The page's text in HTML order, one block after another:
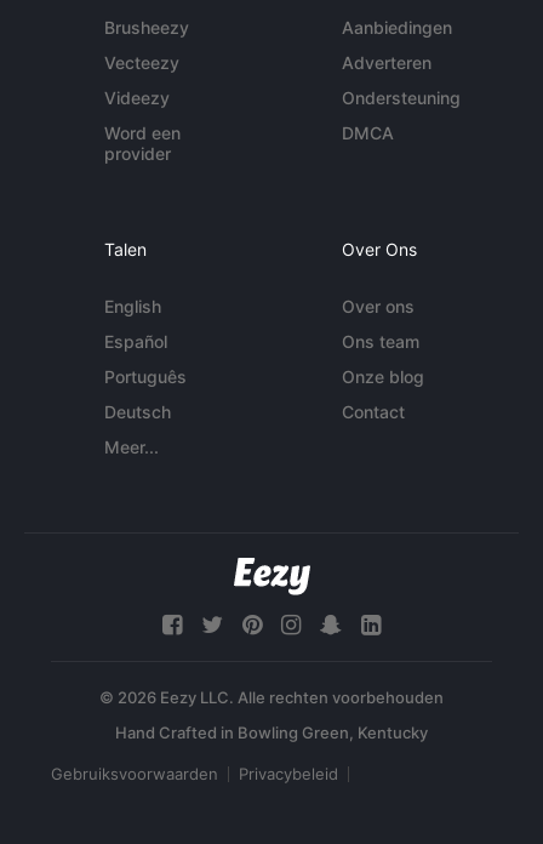
Brusheezy
Vecteezy
Videezy
Word een
provider
Aanbiedingen
Adverteren
Ondersteuning
DMCA
Talen
English
Español
Português
Deutsch
Meer...
Over Ons
Over ons
Ons team
Onze blog
Contact
© 2026 Eezy LLC. Alle rechten voorbehouden
Gebruiksvoorwaarden Privacybeleid